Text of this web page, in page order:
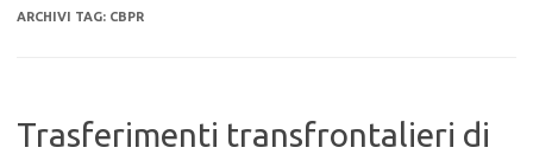
ARCHIVI TAG: CBPR
Trasferimenti transfrontalieri di